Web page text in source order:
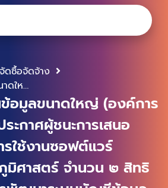
ดซื้อจัดจ้าง
ประกาศสถาบันข้อมูลขนาดใหญ่ (องค์การมหาชน) เรื่อง ประกาศผู้ชนะการเสนอราคา ซื้อสิทธิการใช้งานซอฟต์แวร์สารสนเทศทางภูมิศาสตร์ จํานวน ๒ สิทธิ สําหรับโครงการพัฒนาระบบบัญชีข้อมูล และต้นแบบการบูรณาการและใช้ประโยชน์ข้อมูลเพื่อสนับสนุน การบริหารจัดการปัญหาฝุ่น PM2.5 โดยวิธีเฉพาะเจาะจง
อมูลขนาดใหญ่ (องค์การ
ะกาศผู้ชนะการเสนอ
ใช้งานซอฟต์แวร์
มิศาสตร์ จํานวน ๒ สิทธิ